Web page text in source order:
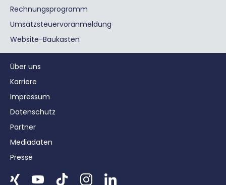
Rechnungsprogramm
Umsatzsteuervoranmeldung
Website-Baukasten
Über uns
Karriere
Impressum
Datenschutz
Partner
Mediadaten
Presse